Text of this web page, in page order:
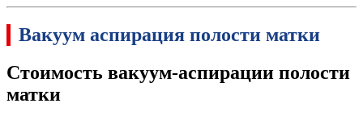
Вакуум аспирация полости матки
Стоимость вакуум-аспирации полости
матки